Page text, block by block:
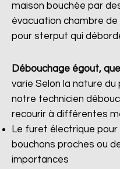
maison bouchée par
évacuation chambre de
pour sterput qui
Débouchage égout,
varie Selon la nature du
notre technicien
recourir à différentes
Le furet électrique pour
bouchons proches ou
importances